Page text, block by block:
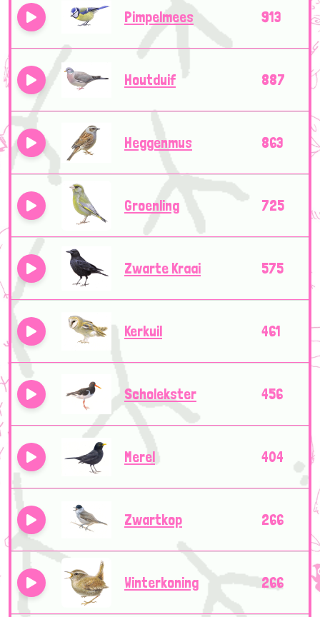
Pimpelmees 913
Houtduif 887
Heggenmus 863
Groenling 725
Zwarte Kraai 575
Kerkuil 461
Scholekster 456
Merel 404
Zwartkop 266
Winterkoning 266